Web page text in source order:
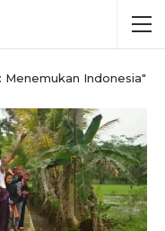
Menemukan Indonesia"